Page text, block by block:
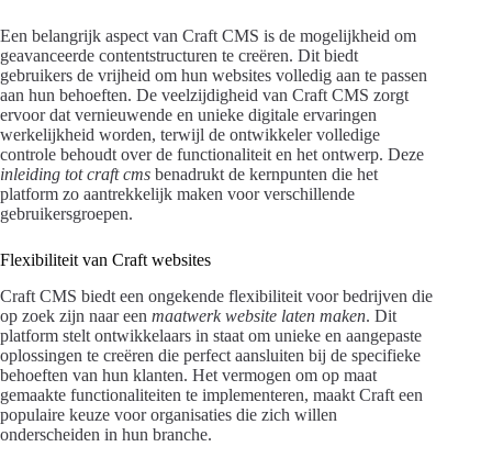
Een belangrijk aspect van Craft CMS is de mogelijkheid om
geavanceerde contentstructuren te creëren. Dit biedt
gebruikers de vrijheid om hun websites volledig aan te passen
aan hun behoeften. De veelzijdigheid van Craft CMS zorgt
ervoor dat vernieuwende en unieke digitale ervaringen
werkelijkheid worden, terwijl de ontwikkeler volledige
controle behoudt over de functionaliteit en het ontwerp. Deze
inleiding tot craft cms benadrukt de kernpunten die het
platform zo aantrekkelijk maken voor verschillende
gebruikersgroepen.
Flexibiliteit van Craft websites
Craft CMS biedt een ongekende flexibiliteit voor bedrijven die
op zoek zijn naar een maatwerk website laten maken. Dit
platform stelt ontwikkelaars in staat om unieke en aangepaste
oplossingen te creëren die perfect aansluiten bij de specifieke
behoeften van hun klanten. Het vermogen om op maat
gemaakte functionaliteiten te implementeren, maakt Craft een
populaire keuze voor organisaties die zich willen
onderscheiden in hun branche.